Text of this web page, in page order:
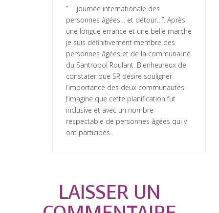
” … journée internationale des
personnes âgées… et détour…”. Après
une longue errance et une belle marche
je suis définitivement membre des
personnes âgées et de la communauté
du Santropol Roulant. Bienheureux de
constater que SR désire souligner
l’importance des deux communautés.
J’imagine que cette planification fut
inclusive et avec un nombre
respectable de personnes âgées qui y
ont participés.
LAISSER UN